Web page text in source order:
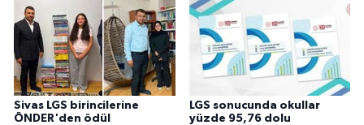
Sivas LGS birincilerine
ÖNDER'den ödül
LGS sonucunda okullar
yüzde 95,76 dolu